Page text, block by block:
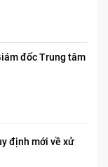
đốc Trung tâm
định mới về xử